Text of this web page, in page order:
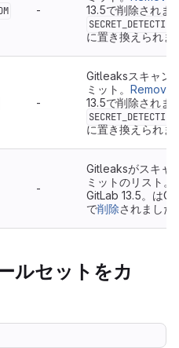
-
13.5で削除されま
に置き換えられま
-
Gitleaksスキャン
ミット。
13.5で削除されま
に置き換えられま
-
Gitleaksがスキャ
ミットのリスト。
GitLab 13.5。は
で削除されました
ルセットをカ